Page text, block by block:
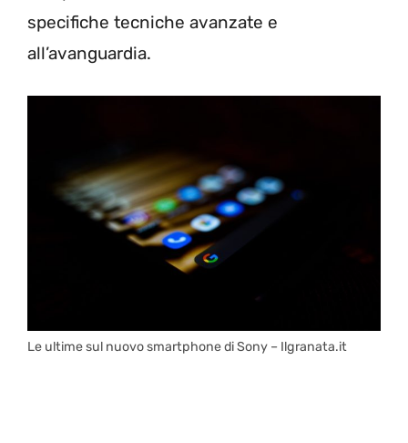
specifiche tecniche avanzate e
all’avanguardia.
Le ultime sul nuovo smartphone di Sony – Ilgranata.it